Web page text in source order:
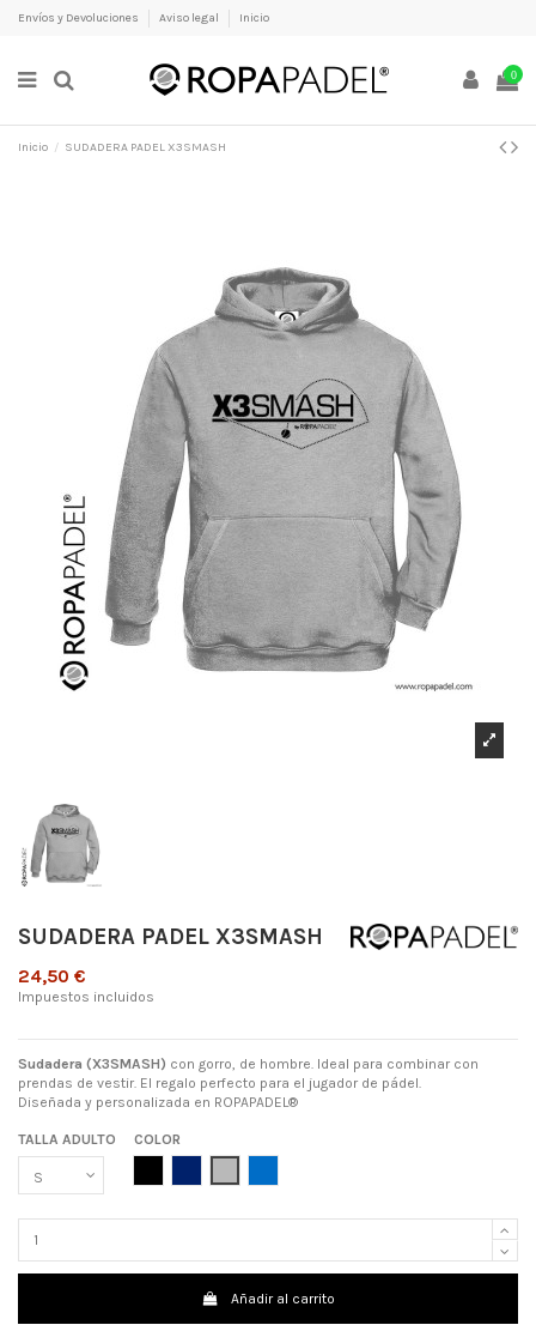
Envíos y Devoluciones Aviso legal Inicio
0
Inicio SUDADERA PADEL X3SMASH
SUDADERA PADEL X3SMASH
24,50 €
Impuestos incluidos
Sudadera (X3SMASH) con gorro, de hombre. Ideal para combinar con
prendas de vestir. El regalo perfecto para el jugador de pádel.
Diseñada y personalizada en ROPAPADEL®
TALLA ADULTO
COLOR
Añadir al carrito